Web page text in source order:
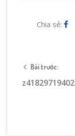
Chia sẻ:
Bài trước: